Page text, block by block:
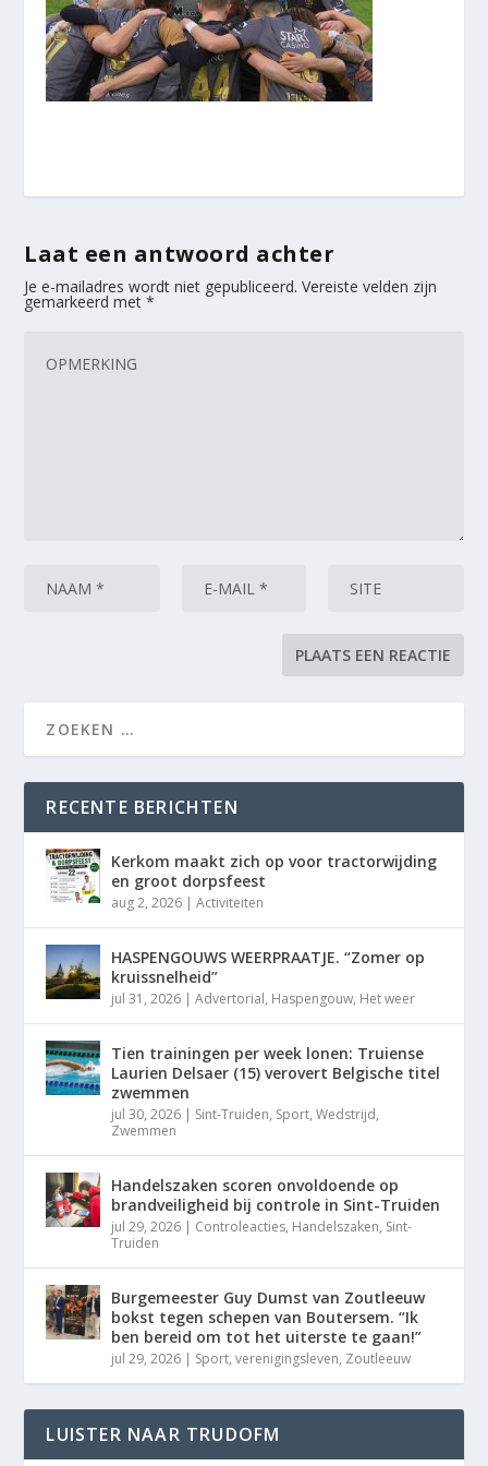
Laat een antwoord achter
Je e-mailadres wordt niet gepubliceerd. Vereiste velden zijn
gemarkeerd met*
RECENTE BERICHTEN
Kerkom maakt zich op voor tractorwijding
en groot dorpsfeest
aug 2, 2026 |Activiteiten
HASPENGOUWS WEERPRAATJE. “Zomer op
kruissnelheid”
jul 31, 2026 |Advertorial, Haspengouw, Het weer
Tien trainingen per week lonen: Truiense
Laurien Delsaer (15) verovert Belgische titel
zwemmen
jul 30, 2026 | Sint-Truiden, Sport,Wedstrijd,
Zwemmen
Handelszaken scoren onvoldoende op
brandveiligheid bij controle in Sint-Truiden
jul 29, 2026 | Controleacties, Handelszaken, Sint-
Truiden
Burgemeester Guy Dumst van Zoutleeuw
bokst tegen schepen van Boutersem. “Ik
ben bereid om tot het uiterste te gaan!”
jul 29, 2026 | Sport,verenigingsleven, Zoutleeuw
LUISTER NAAR TRUDOFM